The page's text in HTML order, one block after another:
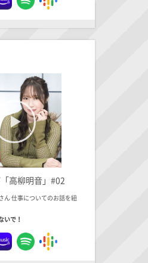
高柳明音」#02
ん 仕事についてのお話を紐
いで！